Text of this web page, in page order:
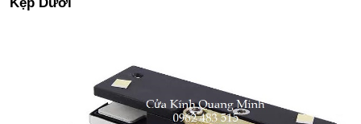
Kẹp Dưới